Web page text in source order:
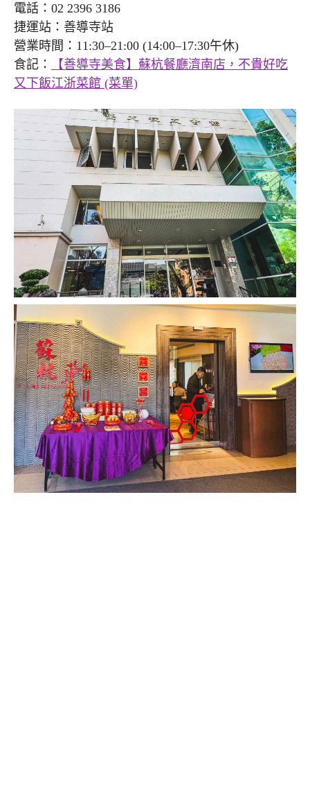
電話：02 2396 3186
捷運站：善導寺站
營業時間：11:30–21:00 (14:00–17:30午休)
食記：
【善導寺美食】蘇杭餐廳濟南店，不貴好吃
又下飯江浙菜館 (菜單)